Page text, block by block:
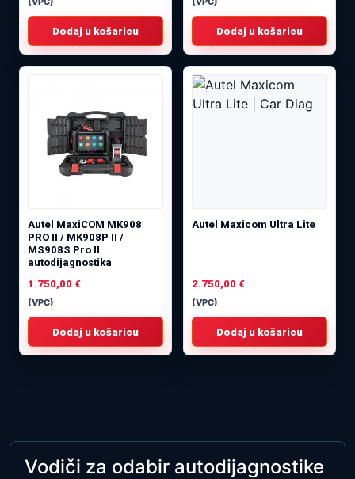
Dodaj u košaricu Dodaj u košaricu
Autel MaxiCOM MK908
PRO II / MK908P II /
MS908S Pro II
autodijagnostika
1.750,00 €
(VPC)
Dodaj u košaricu
Autel Maxicom Ultra Lite
2.750,00 €
(VPC)
Dodaj u košaricu
Vodiči za odabir autodijagnostike